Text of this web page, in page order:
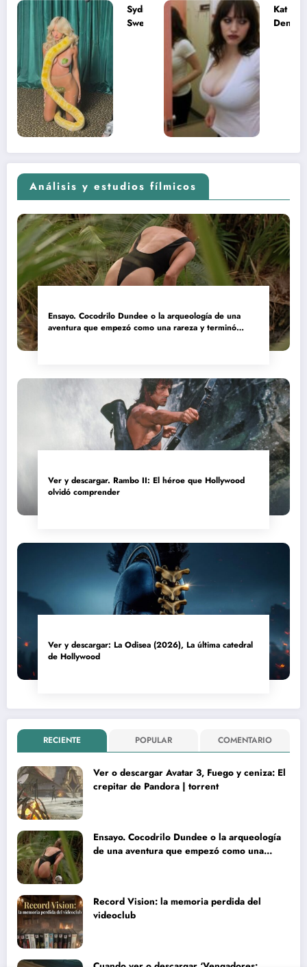
Sydney
Sweeney
adolescente
Kat
Análisis y estudios fílmicos
Ensayo. Cocodrilo Dundee o la arqueología de una
aventura que empezó como una rareza y terminó
Ver y descargar. Rambo II: El héroe que Hollywood
olvidó comprender
Ver y descargar: La Odisea (2026), La última catedral
de Hollywood
RECIENTE POPULAR COMENTARIO
Ver o descargar Avatar 3, Fuego y ceniza: El
crepitar de Pandora | torrent
Ensayo. Cocodrilo Dundee o la arqueología
de una aventura que empezó como una
Record Vision: la memoria perdida del
videoclub